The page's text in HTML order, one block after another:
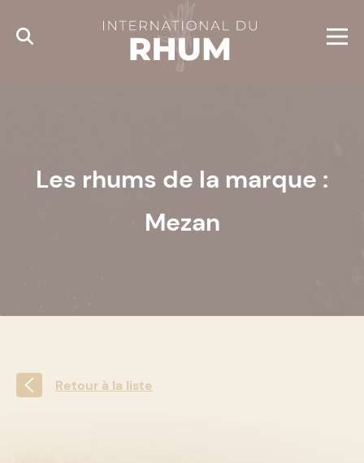
Les rhums de la marque :
Mezan
Retour à la liste
Cookies management panel